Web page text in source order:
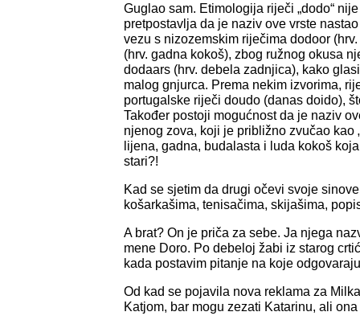
Guglao sam. Etimologija riječi „dodo“
pretpostavlja da je naziv ove vrste
vezu s nizozemskim riječima dodoor
(hrv. gadna kokoš), zbog ružnog okusa
dodaars (hrv. debela zadnjica), kako
malog gnjurca. Prema nekim izvorima,
portugalske riječi doudo (danas doido),
Također postoji mogućnost da je naziv
njenog zova, koji je približno zvučao kao
lijena, gadna, budalasta i luda kokoš
stari?!
Kad se sjetim da drugi očevi svoje
košarkašima, tenisačima, skijašima,
A brat? On je priča za sebe. Ja njega
mene Doro. Po debeloj žabi iz starog
kada postavim pitanje na koje
Od kad se pojavila nova reklama za
Katjom, bar mogu zezati Katarinu, ali